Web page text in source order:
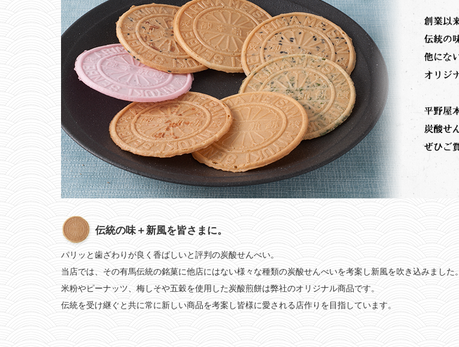
伝統の味＋新風を皆さまに。
パリッと歯ざわりが良く香ばしいと評判の炭酸せんべい。
当店では、その有馬伝統の銘菓に他店にはない様々な種類の炭酸せんべいを考案し新風を吹き込みました。
米粉やピーナッツ、梅しそや五穀を使用した炭酸煎餅は弊社のオリジナル商品です。
伝統を受け継ぐと共に常に新しい商品を考案し皆様に愛される店作りを目指しています。